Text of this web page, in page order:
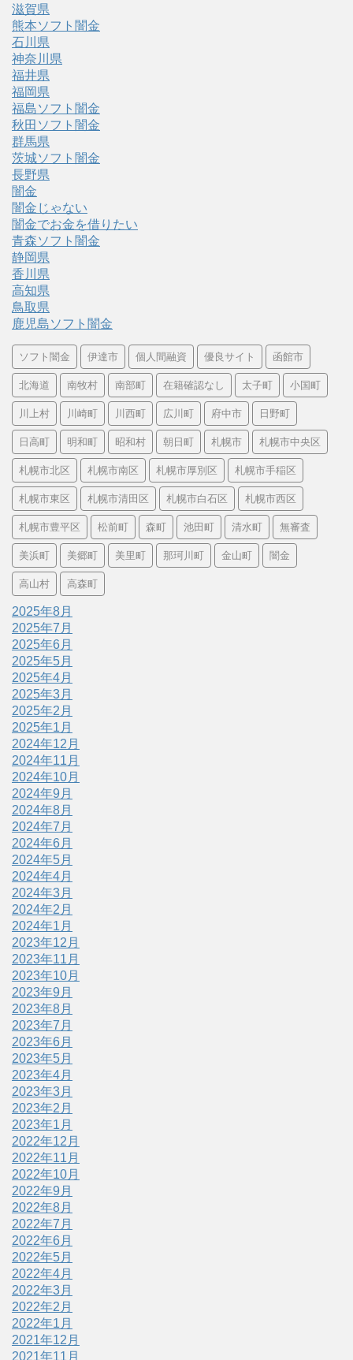
滋賀県
熊本ソフト闇金
石川県
神奈川県
福井県
福岡県
福島ソフト闇金
秋田ソフト闇金
群馬県
茨城ソフト闇金
長野県
闇金
闇金じゃない
闇金でお金を借りたい
青森ソフト闇金
静岡県
香川県
高知県
鳥取県
鹿児島ソフト闇金
ソフト闇金 伊達市 個人間融資 優良サイト 函館市
北海道 南牧村 南部町 在籍確認なし 太子町 小国町
川上村 川崎町 川西町 広川町 府中市 日野町
日高町 明和町 昭和村 朝日町 札幌市 札幌市中央区
札幌市北区 札幌市南区 札幌市厚別区 札幌市手稲区
札幌市東区 札幌市清田区 札幌市白石区 札幌市西区
札幌市豊平区 松前町 森町 池田町 清水町 無審査
美浜町 美郷町 美里町 那珂川町 金山町 闇金
高山村 高森町
2025年8月
2025年7月
2025年6月
2025年5月
2025年4月
2025年3月
2025年2月
2025年1月
2024年12月
2024年11月
2024年10月
2024年9月
2024年8月
2024年7月
2024年6月
2024年5月
2024年4月
2024年3月
2024年2月
2024年1月
2023年12月
2023年11月
2023年10月
2023年9月
2023年8月
2023年7月
2023年6月
2023年5月
2023年4月
2023年3月
2023年2月
2023年1月
2022年12月
2022年11月
2022年10月
2022年9月
2022年8月
2022年7月
2022年6月
2022年5月
2022年4月
2022年3月
2022年2月
2022年1月
2021年12月
2021年11月